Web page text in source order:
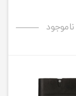
ناموجود